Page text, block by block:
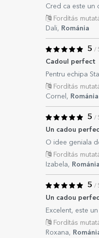
Cred ca este un
Fordítás
Dali, Románia
5 /
Cadoul perfect
Pentru echipa
Fordítás
Cornel, Románia
5 /
Un cadou
O idee geniala
Fordítás
Izabela, Románia
5 /
Un cadou
Excelent, este
Fordítás
Roxana,